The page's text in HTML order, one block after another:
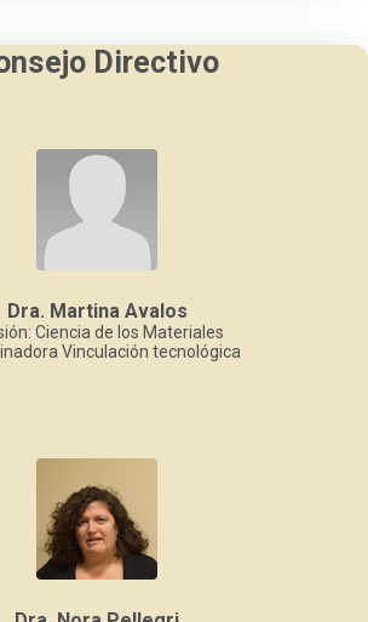
Directivo
Dra. Martina Avalos
Ciencia de los Materiales
Vinculación tecnológica